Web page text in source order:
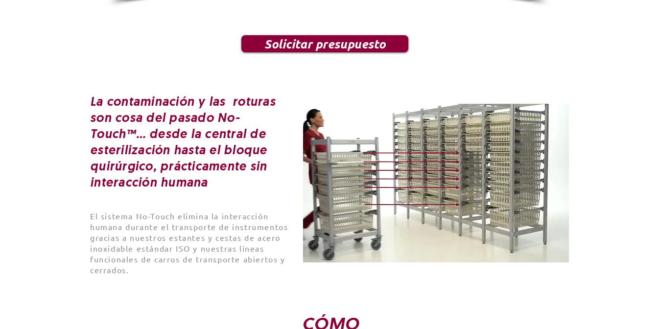
Solicitar presupuesto
La contaminación y las roturas
son cosa del pasado No-
Touch™… desde la central de
esterilización hasta el bloque
quirúrgico, prácticamente sin
interacción humana
El sistema No-Touch elimina la interacción
humana durante el transporte de instrumentos
gracias a nuestros estantes y cestas de acero
inoxidable estándar ISO y nuestras líneas
funcionales de carros de transporte abiertos y
cerrados.